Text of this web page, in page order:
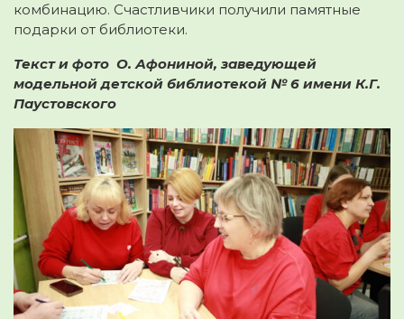
комбинацию. Счастливчики получили памятные
подарки от библиотеки.
Текст и фото О. Афониной, заведующей
модельной детской библиотекой № 6 имени К.Г.
Паустовского